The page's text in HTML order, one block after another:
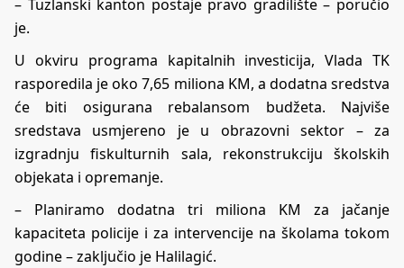
– Tuzlanski kanton postaje pravo gradilište – poručio
je.
U okviru programa kapitalnih investicija, Vlada TK
rasporedila je oko 7,65 miliona KM, a dodatna sredstva
će biti osigurana rebalansom budžeta. Najviše
sredstava usmjereno je u obrazovni sektor – za
izgradnju fiskulturnih sala, rekonstrukciju školskih
objekata i opremanje.
– Planiramo dodatna tri miliona KM za jačanje
kapaciteta policije i za intervencije na školama tokom
godine – zaključio je Halilagić.